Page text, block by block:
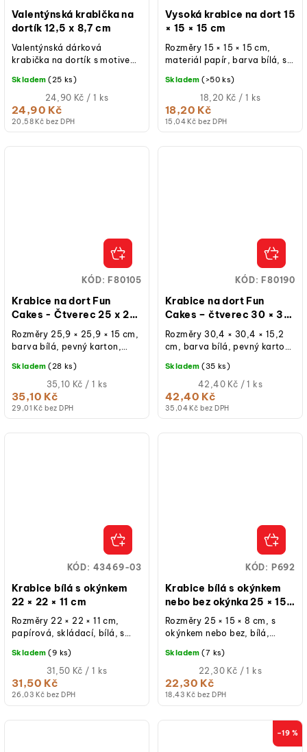
Valentýnská krabička na
dortík 12,5 x 8,7 cm
20,58 Kč bez DPH
24,90 Kč
Měrná
cena:
24,90 Kč / 1 ks
Skladem (25 ks)
Valentýnská dárková
krabička na dortík s motivem
Vhodná pro balení dezertů a
sladkých...
Vysoká krabice na dort 15
× 15 × 15 cm
15,04 Kč bez DPH
18,20 Kč
Měrná
cena:
18,20 Kč / 1 ks
Skladem (>50 ks)
Rozměry 15 × 15 × 15 cm,
materiál papír, barva bílá, s
opakovaně použitelná při
běžném...
Krabice na dort Fun
Cakes - Čtverec 25 x 25
x 15 cm
29,01 Kč bez DPH
35,10 Kč
Měrná
cena:
35,10 Kč / 1 ks
Skladem (28 ks)
Rozměry 25,9 × 25,9 × 15 cm,
barva bílá, pevný karton,
znovupoužitelná při běžném
použití, balení 1 ks.
KÓD: F80105
Krabice na dort Fun
Cakes – čtverec 30 × 30
× 15 cm
35,04 Kč bez DPH
42,40 Kč
Měrná
cena:
42,40 Kč / 1 ks
Skladem (35 ks)
Rozměry 30,4 × 30,4 × 15,2
cm, barva bílá, pevný karton,
znovupoužitelná při běžném
použití, balení 1 ks.
KÓD: F80190
Krabice bílá s okýnkem
22 × 22 × 11 cm
26,03 Kč bez DPH
31,50 Kč
Měrná
cena:
31,50 Kč / 1 ks
Skladem (9 ks)
Rozměry 22 × 22 × 11 cm,
papírová, skládací, bílá, s
cukrářské výrobky, balení 1
KÓD: 43469-03
Krabice bílá s okýnkem
nebo bez okýnka 25 × 15 ×
8 cm
18,43 Kč bez DPH
22,30 Kč
Měrná
cena:
22,30 Kč / 1 ks
Skladem (7 ks)
Rozměry 25 × 15 × 8 cm, s
okýnkem nebo bez, bílá,
cukrářské výrobky, balení 1
KÓD: P692
–19 %